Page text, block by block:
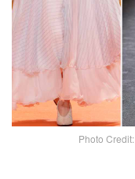
Photo